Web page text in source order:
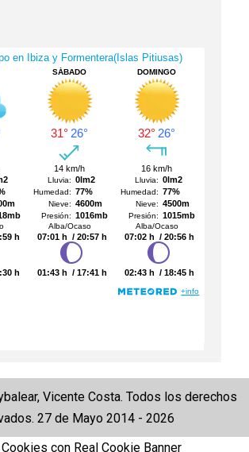
Vicente Costa. Todos los derechos
27 de Mayo 2014 - 2026
con Real Cookie Banner